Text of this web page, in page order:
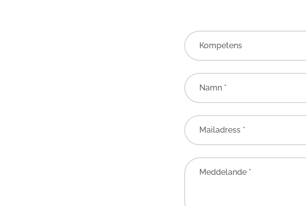
Kompetens
Namn *
Mailadress *
Meddelande *